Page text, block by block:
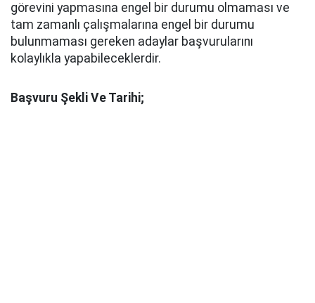
görevini yapmasına engel bir durumu olmaması ve
tam zamanlı çalışmalarına engel bir durumu
bulunmaması gereken adaylar başvurularını
kolaylıkla yapabileceklerdir.
Başvuru Şekli Ve Tarihi;